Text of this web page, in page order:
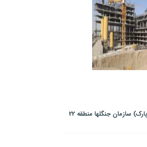
پروژه شمشاد (پروژه سایت پارک) سازمان جنگلها منطقه 22